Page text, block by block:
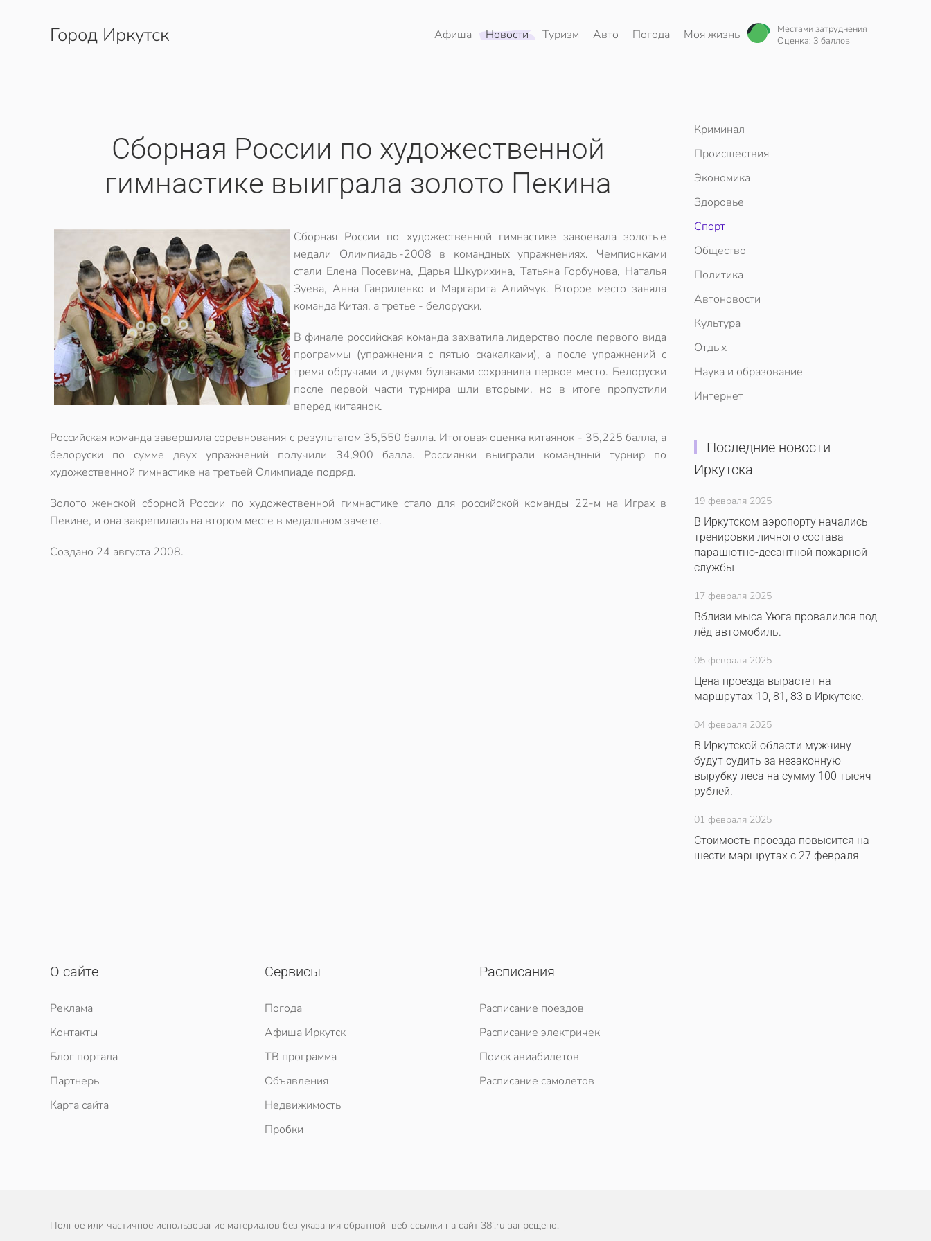
Перейти к содержимому
Город Иркутск Афиша Новости Туризм Авто Погода Моя жизнь
Местами затруднения
Оценка: 3 баллов
Сборная России по художественной
гимнастике выиграла золото Пекина
Сборная России по художественной гимнастике завоевала золотые
медали Олимпиады-2008 в командных упражнениях. Чемпионками
стали Елена Посевина, Дарья Шкурихина, Татьяна Горбунова, Наталья
Зуева, Анна Гавриленко и Маргарита Алийчук. Второе место заняла
команда Китая, а третье - белоруски.
В финале российская команда захватила лидерство после первого вида
программы (упражнения с пятью скакалками), а после упражнений с
тремя обручами и двумя булавами сохранила первое место. Белоруски
после первой части турнира шли вторыми, но в итоге пропустили
вперед китаянок.
Российская команда завершила соревнования с результатом 35,550 балла. Итоговая оценка китаянок - 35,225 балла, а
белоруски по сумме двух упражнений получили 34,900 балла. Россиянки выиграли командный турнир по
художественной гимнастике на третьей Олимпиаде подряд.
Золото женской сборной России по художественной гимнастике стало для российской команды 22-м на Играх в
Пекине, и она закрепилась на втором месте в медальном зачете.
Создано 24 августа 2008.
Криминал
Происшествия
Экономика
Здоровье
Спорт
Общество
Политика
Автоновости
Культура
Отдых
Наука и образование
Интернет
Последние новости
Иркутска
19 февраля 2025
В Иркутском аэропорту начались
тренировки личного состава
парашютно-десантной пожарной
службы
17 февраля 2025
Вблизи мыса Уюга провалился под
лёд автомобиль.
05 февраля 2025
Цена проезда вырастет на
маршрутах 10, 81, 83 в Иркутске.
04 февраля 2025
В Иркутской области мужчину
будут судить за незаконную
вырубку леса на сумму 100 тысяч
рублей.
01 февраля 2025
Стоимость проезда повысится на
шести маршрутах с 27 февраля
О сайте
Реклама
Контакты
Блог портала
Партнеры
Карта сайта
Сервисы
Погода
Афиша Иркутск
ТВ программа
Объявления
Недвижимость
Пробки
Расписания
Расписание поездов
Расписание электричек
Поиск авиабилетов
Расписание самолетов
Полное или частичное использование материалов без указания обратной веб ссылки на сайт 38i.ru запрещено.